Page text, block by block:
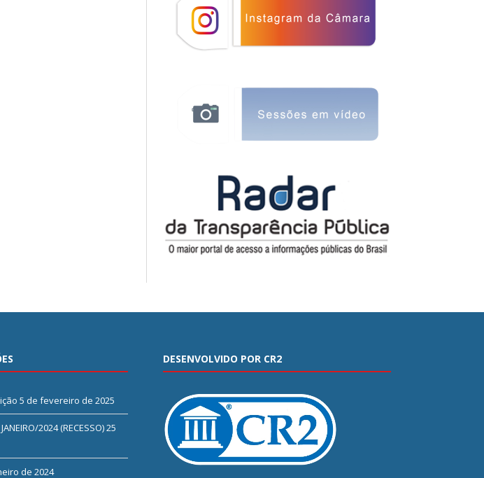
5 de fevereiro de 2025
2024 (RECESSO)25
de 2024
DESENVOLVIDO POR CR2